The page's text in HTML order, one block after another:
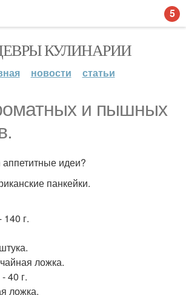
КУЛИНАРИИ
новости статьи
и пышных
идеи?
панкейки.
г.
ложка.
40 г.
ложка.
5